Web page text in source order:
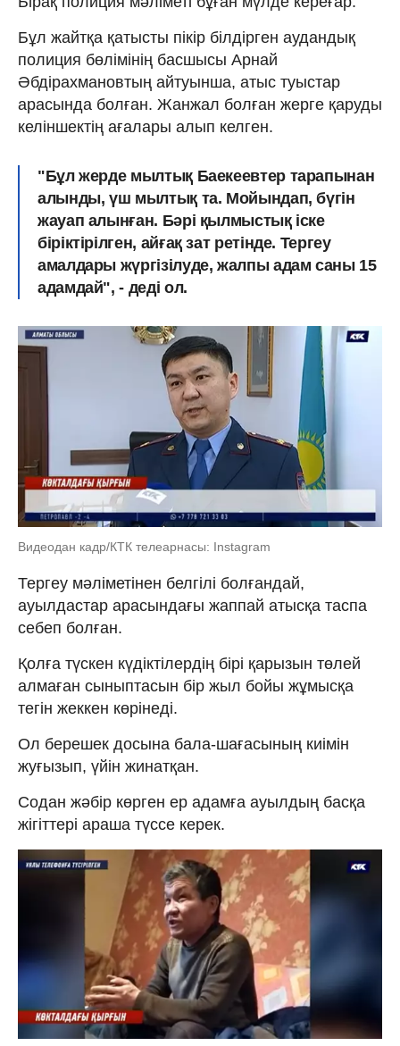
Бұл жайтқа қатысты пікір білдірген аудандық
полиция бөлімінің басшысы Арнай
Әбдірахмановтың айтуынша, атыс туыстар
арасында болған. Жанжал болған жерге қаруды
келіншектің ағалары алып келген.
"Бұл жерде мылтық Баекеевтер тарапынан
алынды, үш мылтық та. Мойындап, бүгін
жауап алынған. Бәрі қылмыстық іске
біріктірілген, айғақ зат ретінде. Тергеу
амалдары жүргізілуде, жалпы адам саны 15
адамдай", - деді ол.
Видеодан кадр/КТК телеарнасы: Instagram
Тергеу мәліметінен белгілі болғандай,
ауылдастар арасындағы жаппай атысқа таспа
себеп болған.
Қолға түскен күдіктілердің бірі қарызын төлей
алмаған сыныптасын бір жыл бойы жұмысқа
тегін жеккен көрінеді.
Ол берешек досына бала-шағасының киімін
жуғызып, үйін жинатқан.
Содан жәбір көрген ер адамға ауылдың басқа
жігіттері араша түссе керек.